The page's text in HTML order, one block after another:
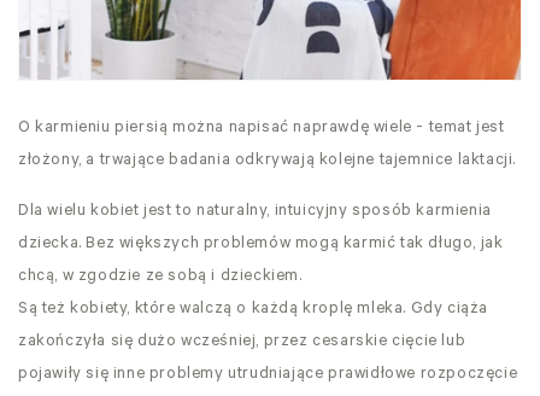
O karmieniu piersią można napisać naprawdę wiele - temat jest
złożony, a trwające badania odkrywają kolejne tajemnice laktacji.
Dla wielu kobiet jest to naturalny, intuicyjny sposób karmienia
dziecka. Bez większych problemów mogą karmić tak długo, jak
chcą, w zgodzie ze sobą i dzieckiem.
Są też kobiety, które walczą o każdą kroplę mleka. Gdy ciąża
zakończyła się dużo wcześniej, przez cesarskie cięcie lub
pojawiły się inne problemy utrudniające prawidłowe rozpoczęcie